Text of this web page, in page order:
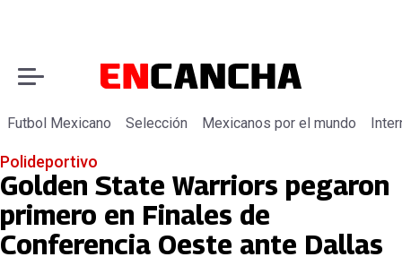
Futbol Mexicano Selección Mexicanos por el mundo
Polideportivo
Golden State Warriors pegaron
primero en Finales de
Conferencia Oeste ante Dallas